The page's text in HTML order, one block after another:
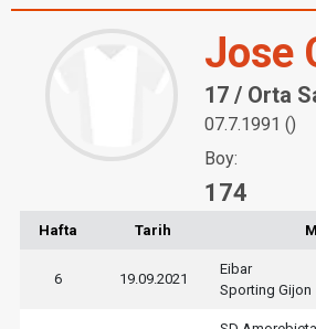
Jose
17 / Orta
07.7.1991 ()
Boy:
174
Hafta Tarih
6 19.09.2021
Eibar
Sporting Gijon